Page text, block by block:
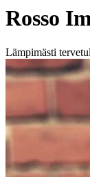
Rosso
Lämpimästi